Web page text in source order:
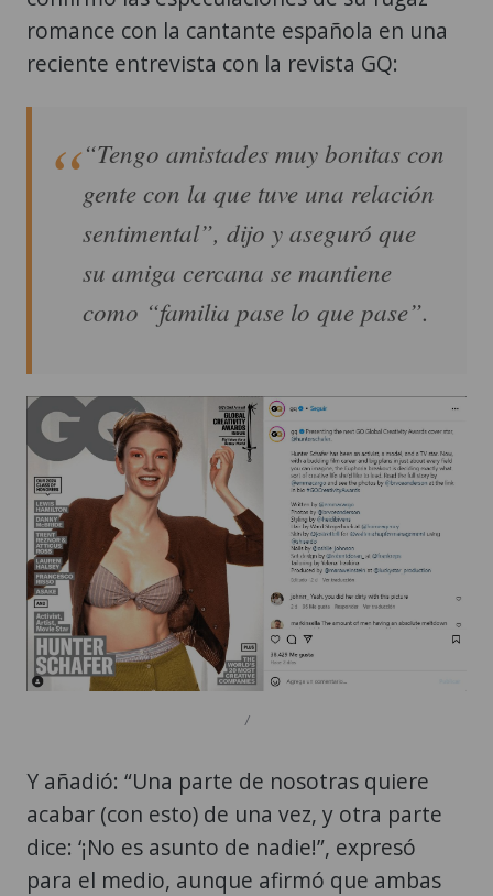
romance con la cantante española en una
reciente entrevista con la revista GQ:
“Tengo amistades muy bonitas con
gente con la que tuve una relación
sentimental”, dijo y aseguró que
su amiga cercana se mantiene
como “familia pase lo que pase”.
/
Y añadió: “Una parte de nosotras quiere
acabar (con esto) de una vez, y otra parte
dice: ‘¡No es asunto de nadie!”, expresó
para el medio, aunque afirmó que ambas